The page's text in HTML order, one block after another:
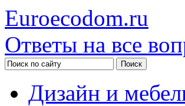
Euroecodom.ru
Ответы на все
Дизайн и